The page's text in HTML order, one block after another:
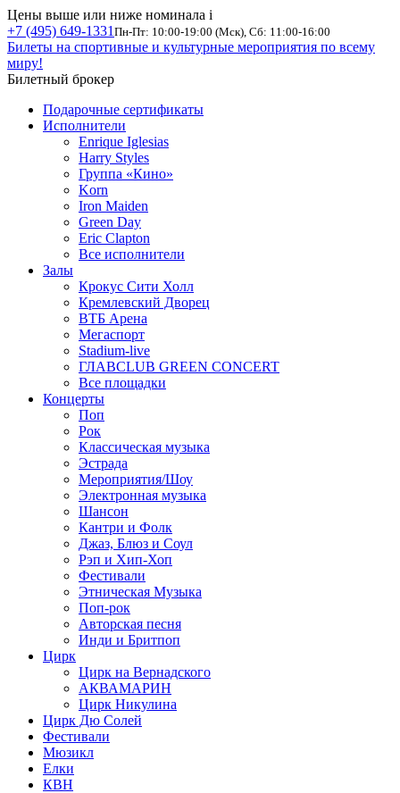
Цены выше или ниже номинала i
+7 (495) 649-1331 Пн-Пт: 10:00-19:00 (Мск), Сб: 11:00-16:00
Билеты на спортивные и культурные мероприятия по всему
миру!
Билетный брокер
Подарочные сертификаты
Исполнители
Enrique Iglesias
Harry Styles
Группа «Кино»
Korn
Iron Maiden
Green Day
Eric Clapton
Все исполнители
Залы
Крокус Сити Холл
Кремлевский Дворец
ВТБ Арена
Мегаспорт
Stadium-live
ГЛАВCLUB GREEN CONCERT
Все площадки
Концерты
Поп
Рок
Классическая музыка
Эстрада
Мероприятия/Шоу
Электронная музыка
Шансон
Кантри и Фолк
Джаз, Блюз и Соул
Рэп и Хип-Хоп
Фестивали
Этническая Музыка
Поп-рок
Авторская песня
Инди и Бритпоп
Цирк
Цирк на Вернадского
АКВАМАРИН
Цирк Никулина
Цирк Дю Солей
Фестивали
Мюзикл
Елки
КВН